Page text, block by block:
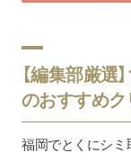
【編集部厳
のおすすめ
福岡でとくにシミ